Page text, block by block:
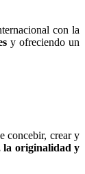
con la
y ofreciendo un
concebir, crear y
la originalidad y